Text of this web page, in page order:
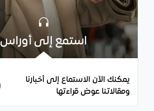
استمع إلى أوراس
يمكنك الآن الاستماع إلى أخبارنا
ومقالاتنا عوض قراءتها